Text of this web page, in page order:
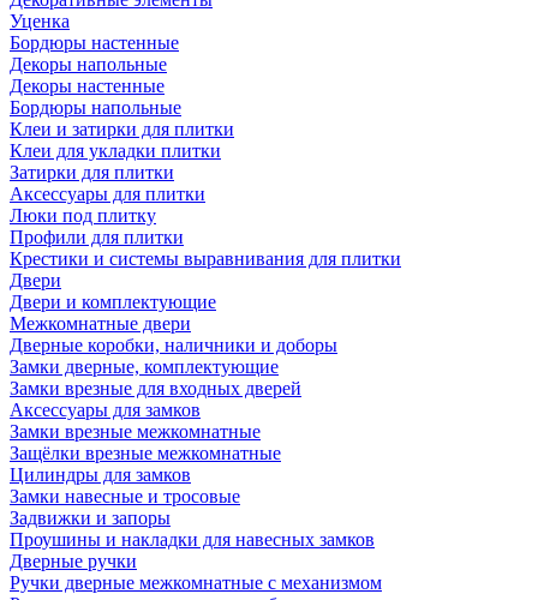
Уценка
Бордюры настенные
Декоры напольные
Декоры настенные
Бордюры напольные
Клеи и затирки для плитки
Клеи для укладки плитки
Затирки для плитки
Аксессуары для плитки
Люки под плитку
Профили для плитки
Крестики и системы выравнивания для плитки
Двери
Двери и комплектующие
Межкомнатные двери
Дверные коробки, наличники и доборы
Замки дверные, комплектующие
Замки врезные для входных дверей
Аксессуары для замков
Замки врезные межкомнатные
Защёлки врезные межкомнатные
Цилиндры для замков
Замки навесные и тросовые
Задвижки и запоры
Проушины и накладки для навесных замков
Дверные ручки
Ручки дверные межкомнатные с механизмом